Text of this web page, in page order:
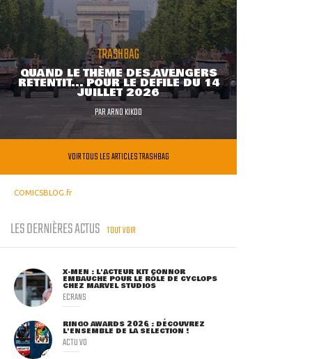
TRASHBAG
QUAND LE THÈME DES AVENGERS
RETENTIT... POUR LE DÉFILÉ DU 14
JUILLET 2026
PARARNO KIKOO
VOIR TOUS LES ARTICLES TRASHBAG
COMICSBLOG.fr
LES DERNIÈRES ACTUS TOUT VOIR
X-MEN : L'ACTEUR KIT CONNOR
EMBAUCHÉ POUR LE RÔLE DE CYCLOPS
CHEZ MARVEL STUDIOS
ECRANS
RINGO AWARDS 2026 : DÉCOUVREZ
L'ENSEMBLE DE LA SÉLECTION !
ACTU VO